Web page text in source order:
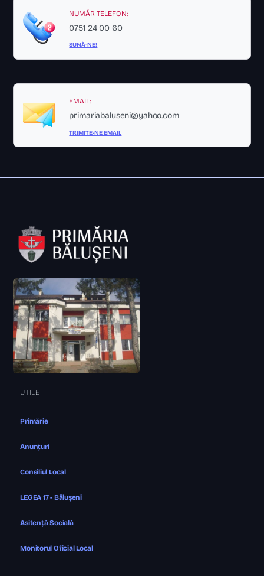
NUMĂR TELEFON:
0751 24 00 60
SUNĂ-NE!
EMAIL:
primariabaluseni@yahoo.com
TRIMITE-NE EMAIL
UTILE
Primărie
Anunțuri
Consiliul Local
LEGEA 17 - Bălușeni
Asitență Socială
Monitorul Oficial Local